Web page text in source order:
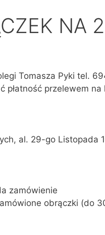
NA
Tomasza Pyki tel.
przelewem na
al. 29-go Listopada
zamówienie
obrączki (do